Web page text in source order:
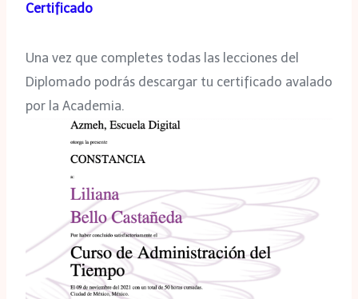
Certificado
Una vez que completes todas las lecciones del
Diplomado podrás descargar tu certificado avalado
por la Academia.